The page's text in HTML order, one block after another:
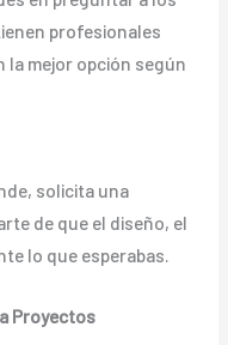
profesionales
la mejor opción según
solicita una
de que el diseño, el
lo que esperabas.
Proyectos